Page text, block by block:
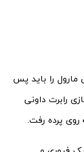
را باید پس
رابرت داونی